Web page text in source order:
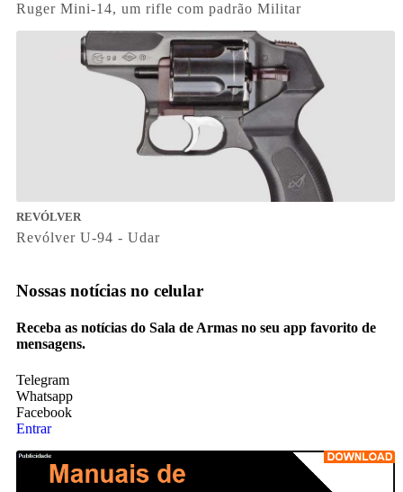
Ruger Mini-14, um rifle com padrão Militar
REVÓLVER
Revólver U-94 - Udar
Nossas notícias no celular
Receba as notícias do Sala de Armas no seu app favorito de
mensagens.
Telegram
Whatsapp
Facebook
Entrar